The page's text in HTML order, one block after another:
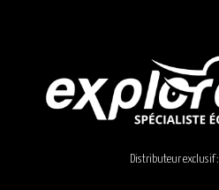
Distributeur exclusif :